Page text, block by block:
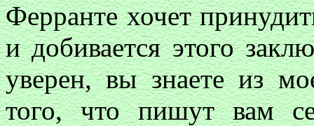
Ферранте хочет
и добивается этого
уверен, вы знаете из
того, что пишут вам